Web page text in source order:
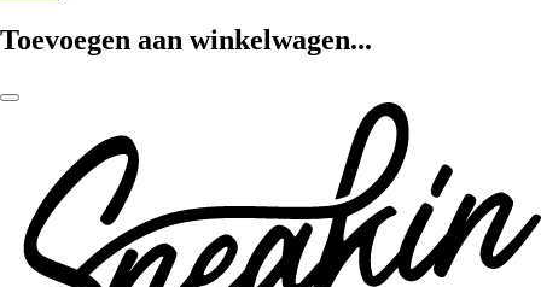
Toevoegen aan winkelwagen...